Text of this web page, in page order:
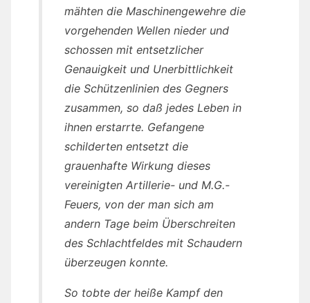
mähten die Maschinengewehre die
vorgehenden Wellen nieder und
schossen mit entsetzlicher
Genauigkeit und Unerbittlichkeit
die Schützenlinien des Gegners
zusammen, so daß jedes Leben in
ihnen erstarrte. Gefangene
schilderten entsetzt die
grauenhafte Wirkung dieses
vereinigten Artillerie- und M.G.-
Feuers, von der man sich am
andern Tage beim Überschreiten
des Schlachtfeldes mit Schaudern
überzeugen konnte.
So tobte der heiße Kampf den